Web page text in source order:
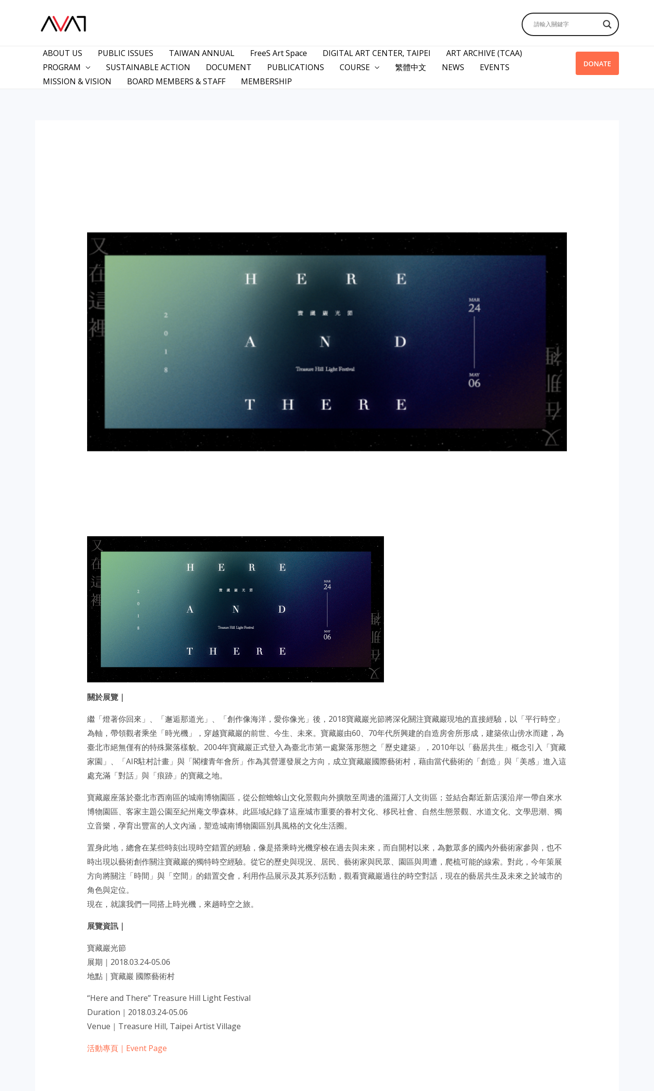
ABOUT US
PUBLIC ISSUES TAIWAN ANNUAL FreeS Art Space DIGITAL ART CENTER, TAIPEI
ART ARCHIVE (TCAA)
PROGRAM
SUSTAINABLE ACTION DOCUMENT PUBLICATIONS COURSE 繁體中文 NEWS
EVENTS
MISSION & VISION
BOARD MEMBERS & STAFF MEMBERSHIP
DONATE
關於展覽｜
繼「燈著你回來」、「邂逅那道光」、「創作像海洋，愛你像光」後，2018寶藏巖光節將深化關注寶藏巖現地的直接經驗，以「平行時空」
為軸，帶領觀者乘坐「時光機」，穿越寶藏巖的前世、今生、未來。寶藏巖由60、70年代所興建的自造房舍所形成，建築依山傍水而建，為
臺北市絕無僅有的特殊聚落樣貌。2004年寶藏巖正式登入為臺北市第一處聚落形態之「歷史建築」，2010年以「藝居共生」概念引入「寶藏
家園」、「AIR駐村計畫」與「閣樓青年會所」作為其營運發展之方向，成立寶藏巖國際藝術村，藉由當代藝術的「創造」與「美感」進入這
處充滿「對話」與「痕跡」的寶藏之地。
寶藏巖座落於臺北市西南區的城南博物園區，從公館蟾蜍山文化景觀向外擴散至周邊的溫羅汀人文街區；並結合鄰近新店溪沿岸一帶自來水
博物園區、客家主題公園至紀州庵文學森林。此區域紀錄了這座城市重要的眷村文化、移民社會、自然生態景觀、水道文化、文學思潮、獨
立音樂，孕育出豐富的人文內涵，塑造城南博物園區別具風格的文化生活圈。
置身此地，總會在某些時刻出現時空錯置的經驗，像是搭乘時光機穿梭在過去與未來，而自開村以來，為數眾多的國內外藝術家參與，也不
時出現以藝術創作關注寶藏巖的獨特時空經驗。從它的歷史與現況、居民、藝術家與民眾、園區與周遭，爬梳可能的線索。對此，今年策展
方向將關注「時間」與「空間」的錯置交會，利用作品展示及其系列活動，觀看寶藏巖過往的時空對話，現在的藝居共生及未來之於城市的
角色與定位。
現在，就讓我們一同搭上時光機，來趟時空之旅。
展覽資訊｜
寶藏巖光節
展期｜2018.03.24-05.06
地點｜寶藏巖 國際藝術村
“Here and There” Treasure Hill Light Festival
Duration｜2018.03.24-05.06
Venue｜Treasure Hill, Taipei Artist Village
活動專頁｜Event Page